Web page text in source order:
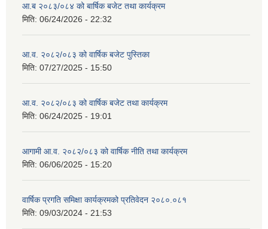
आ.ब २०८३/०८४ को बार्षिक बजेट तथा कार्यक्रम
मिति: 06/24/2026 - 22:32
आ.व. २०८२/०८३ को वार्षिक बजेट पुस्तिका
मिति: 07/27/2025 - 15:50
आ.व. २०८२/०८३ को वार्षिक बजेट तथा कार्यक्रम
मिति: 06/24/2025 - 19:01
आगामी आ.व. २०८२/०८३ को वार्षिक नीति तथा कार्यक्रम
मिति: 06/06/2025 - 15:20
वार्षिक प्रगति समिक्षा कार्यक्रमको प्रतिवेदन २०८०.०८१
मिति: 09/03/2024 - 21:53